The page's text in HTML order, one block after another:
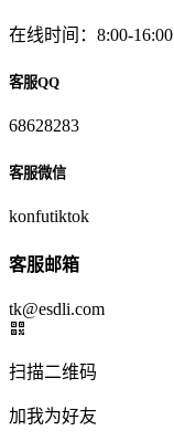
在线时间：8:00-16:00
客服QQ
68628283
客服微信
konfutiktok
客服邮箱
tk@esdli.com
扫描二维码
加我为好友